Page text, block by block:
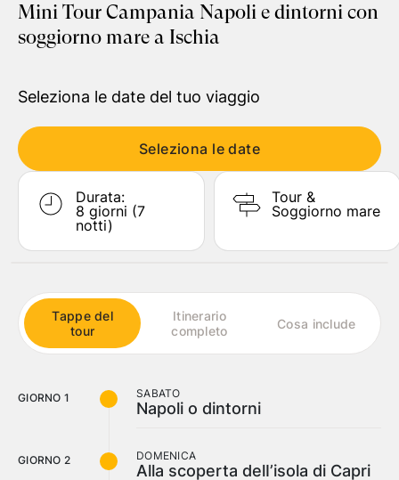
Tour e itinerari
Data di partenza Data di ritorno
Viaggiatori
1Camera,2Adulti
Mini Tour Campania Napoli e dintorni con
soggiorno mare a Ischia
Seleziona le date del tuo viaggio
Seleziona le date
Durata:
8 giorni (7
notti)
Tour &
Soggiorno mare
Tappe del
tour
Itinerario
completo
Cosa include
GIORNO 1 SABATO
Napoli o dintorni
GIORNO 2 DOMENICA
Alla scoperta delI’isola di Capri